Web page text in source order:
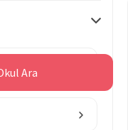
Ara